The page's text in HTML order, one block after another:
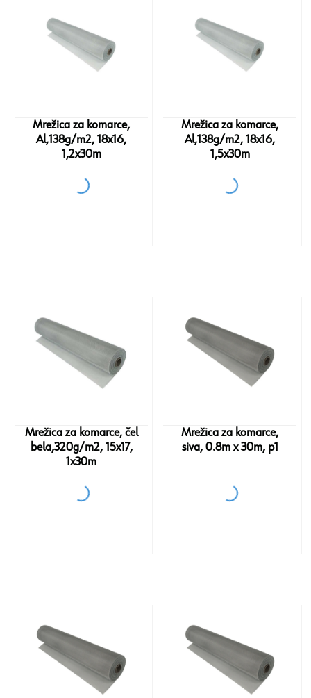
Mrežica za komarce,
Al,138g/m2, 18x16,
1,2x30m
Mrežica za komarce,
Al,138g/m2, 18x16,
1,5x30m
Mrežica za komarce, čel
bela,320g/m2, 15x17,
1x30m
Mrežica za komarce,
siva, 0.8m x 30m, p1